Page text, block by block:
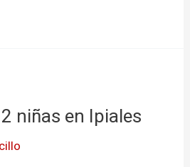
niñas en Ipiales